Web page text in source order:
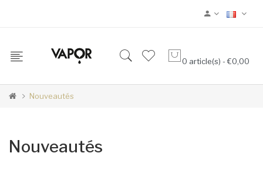
0 article(s) - €0,00
Nouveautés
Nouveautés